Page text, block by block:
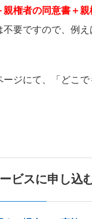
権者の同意書＋
要ですので、例
ジにて、「どこ
ビスに申し込